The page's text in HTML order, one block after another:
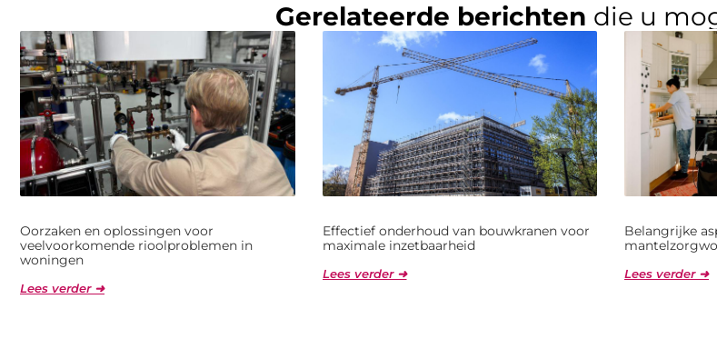
Gerelateerde berichten die u
Oorzaken en oplossingen voor
veelvoorkomende rioolproblemen in
woningen
Lees verder ➜
Effectief onderhoud van bouwkranen voor
maximale inzetbaarheid
Lees verder ➜
Belangrijke
Lees verder ➜